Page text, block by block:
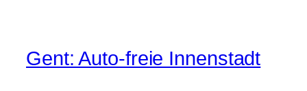
das Zentrum quasi Auto-frei wurde. Nur noch